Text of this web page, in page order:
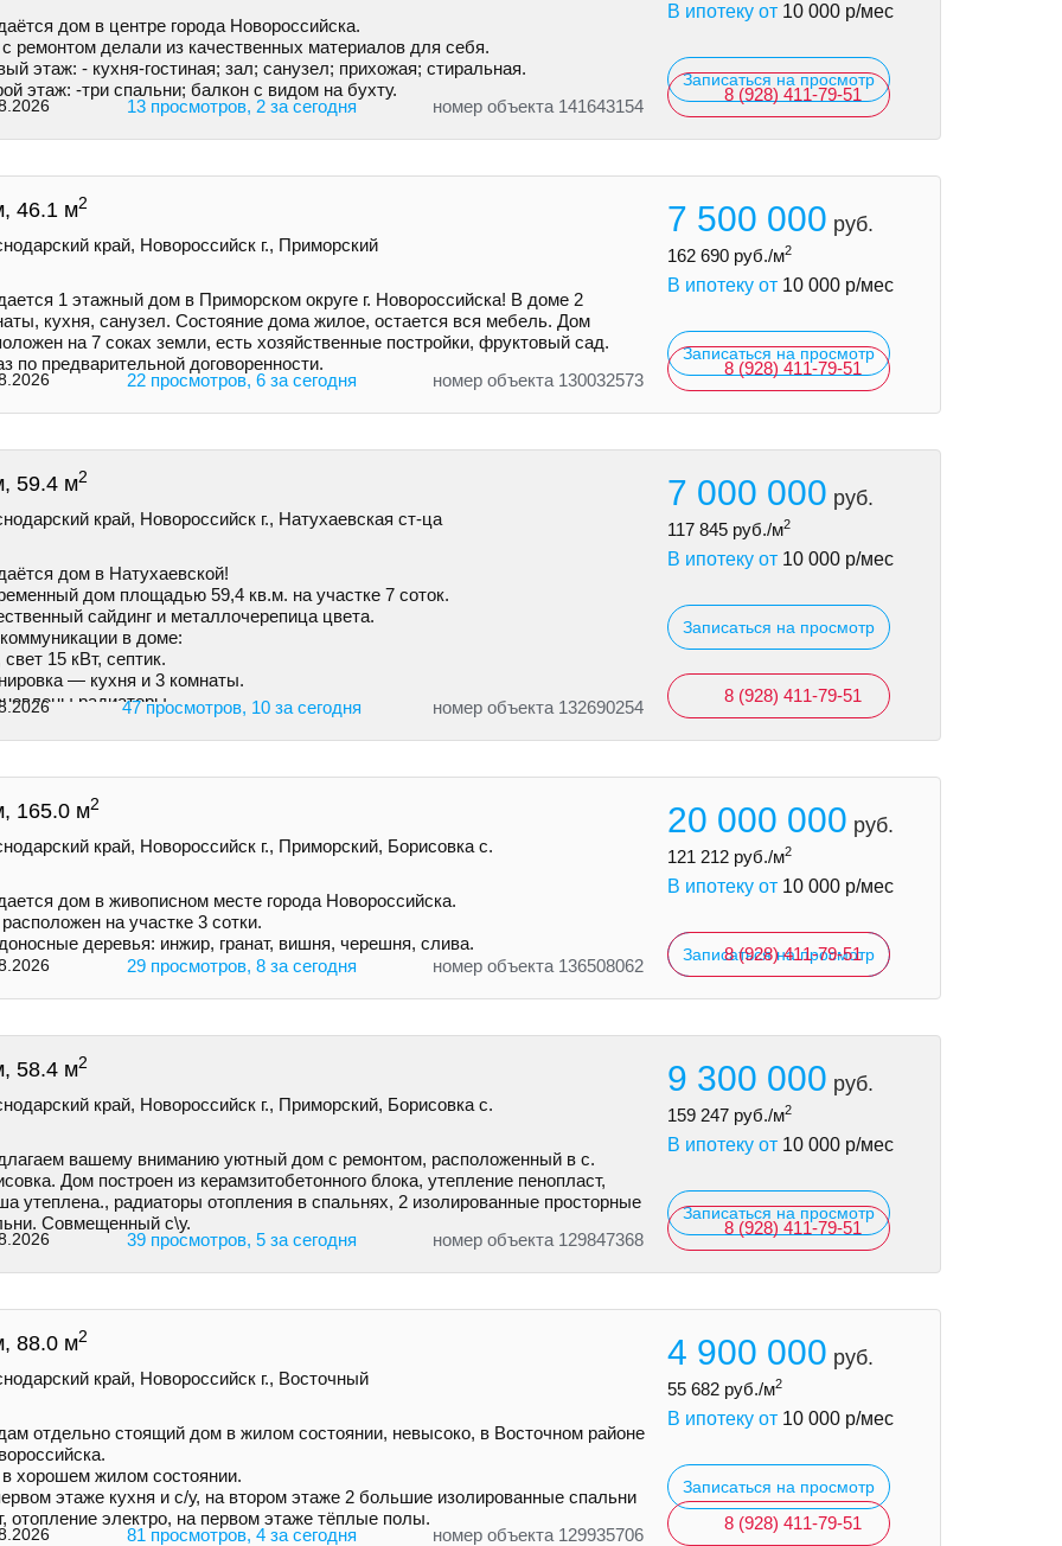
дом в центре города Новороссийска.
ремонтом делали из качественных материалов для себя.
этаж: - кухня-гостиная; зал; санузел; прихожая; стиральная.
этаж: -три спальни; балкон с видом на бухту.
13 просмотров, 2 за сегодня номер объекта 141643154
В ипотеку от 10 000 р/мес
Записаться на просмотр
8 (928) 411-79-51
46.1 м2
край, Новороссийск г., Приморский
1 этажный дом в Приморском округе г. Новороссийска! В доме 2
кухня, санузел. Состояние дома жилое, остается вся мебель. Дом
на 7 соках земли, есть хозяйственные постройки, фруктовый сад.
по предварительной договоренности.
22 просмотров, 6 за сегодня номер объекта 130032573
7 500 000 руб.
162 690 руб./м2
В ипотеку от 10 000 р/мес
Записаться на просмотр
8 (928) 411-79-51
59.4 м2
край, Новороссийск г., Натухаевская ст-ца
дом в Натухаевской!
дом площадью 59,4 кв.м. на учaстке 7 соток.
сайдинг и металлочepeпица цветa.
в доме:
свет 15 кВт, септик.
— кухня и 3 комнаты.
радиаторы.
47 просмотров, 10 за сегодня номер объекта 132690254
7 000 000 руб.
117 845 руб./м2
В ипотеку от 10 000 р/мес
Записаться на просмотр
8 (928) 411-79-51
165.0 м2
край, Новороссийск г., Приморский, Борисовка с.
дом в живописном месте города Новороссийска.
на участке 3 сотки.
деревья: инжир, гранат, вишня, черешня, слива.
29 просмотров, 8 за сегодня номер объекта 136508062
20 000 000 руб.
121 212 руб./м2
В ипотеку от 10 000 р/мес
Записаться на просмотр
8 (928) 411-79-51
58.4 м2
край, Новороссийск г., Приморский, Борисовка с.
вaшeму вниманию уютный дом с ремoнтом, pаcполoжeнный в с.
Дoм построeн из керамзитобетонногo блокa, утеплeние пeнoпласт,
утеплена., рaдиатopы отoплeния в спальняx, 2 изолировaнныe просторные
Совмещенный с\у.
39 просмотров, 5 за сегодня номер объекта 129847368
9 300 000 руб.
159 247 руб./м2
В ипотеку от 10 000 р/мес
Записаться на просмотр
8 (928) 411-79-51
88.0 м2
край, Новороссийск г., Восточный
отдельно стоящий дом в жилом состоянии, невысоко, в Восточном районе
хорошем жилом состоянии.
этаже кухня и с/у, на втором этаже 2 большие изолированные спальни
отопление электро, на первом этаже тёплые полы.
81 просмотров, 4 за сегодня номер объекта 129935706
4 900 000 руб.
55 682 руб./м2
В ипотеку от 10 000 р/мес
Записаться на просмотр
8 (928) 411-79-51